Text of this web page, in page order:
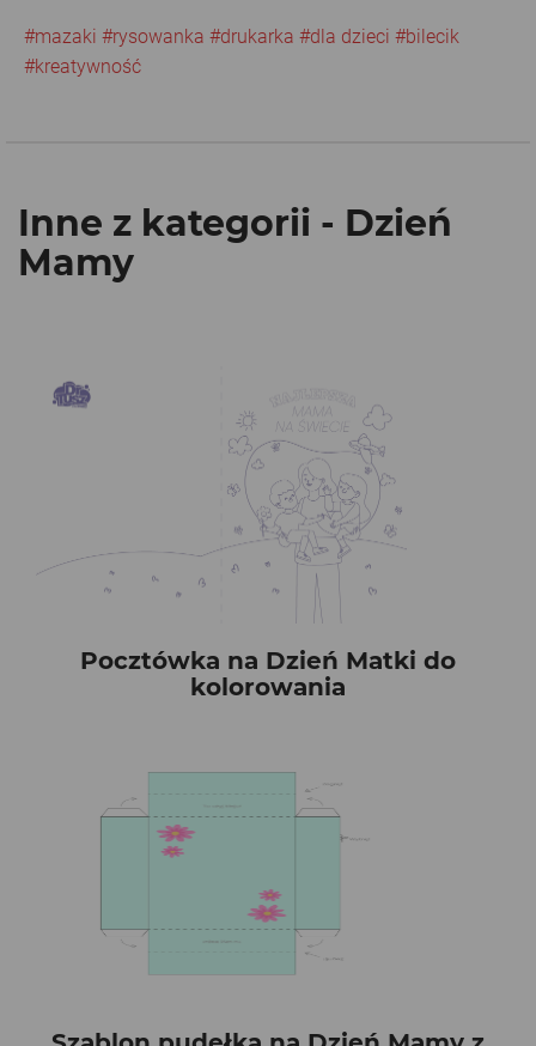
#mazaki #rysowanka #drukarka #dla dzieci #bilecik
#kreatywność
Inne z kategorii - Dzień
Mamy
Pocztówka na Dzień Matki do
kolorowania